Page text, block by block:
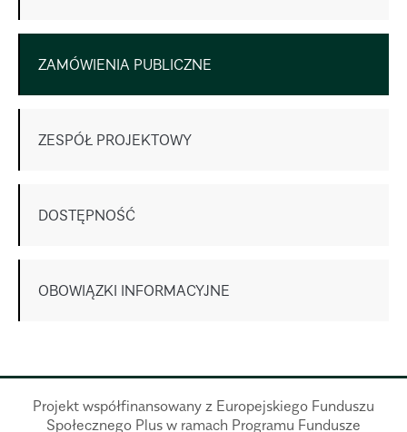
ZAMÓWIENIA PUBLICZNE
ZESPÓŁ PROJEKTOWY
DOSTĘPNOŚĆ
OBOWIĄZKI INFORMACYJNE
Projekt współfinansowany z Europejskiego Funduszu
Społecznego Plus w ramach Programu Fundusze